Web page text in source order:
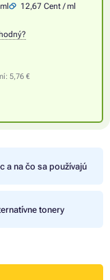
12,67 Cent / ml
5,76 €
a na čo sa používajú
tonery